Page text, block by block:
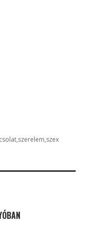
szerelem szex